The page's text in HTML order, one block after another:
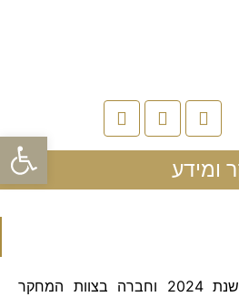
ומידע
רום הצטרפה לגלעד בשנת 2024 וחברה בצוות המחקר